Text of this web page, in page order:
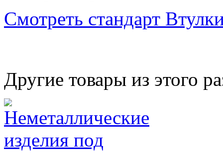
Смотреть стандарт
Другие товары из этого